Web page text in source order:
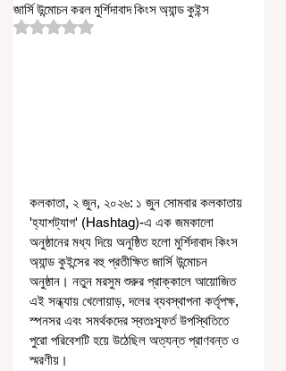
জার্সি উন্মোচন করল মুর্শিদাবাদ কিংস অ্যান্ড কুইন্স
Rated NaN out of 5 stars.
কলকাতা, ২ জুন, ২০২৬: ১ জুন সোমবার কলকাতায়
'হ্যাশট্যাগ' (Hashtag)-এ এক জমকালো
অনুষ্ঠানের মধ্য দিয়ে অনুষ্ঠিত হলো মুর্শিদাবাদ কিংস
অ্যান্ড কুইন্সের বহু প্রতীক্ষিত জার্সি উন্মোচন
অনুষ্ঠান। নতুন মরসুম শুরুর প্রাক্কালে আয়োজিত
এই সন্ধ্যায় খেলোয়াড়, দলের ব্যবস্থাপনা কর্তৃপক্ষ,
স্পনসর এবং সমর্থকদের স্বতঃস্ফূর্ত উপস্থিতিতে
পুরো পরিবেশটি হয়ে উঠেছিল অত্যন্ত প্রাণবন্ত ও
স্মরণীয়।